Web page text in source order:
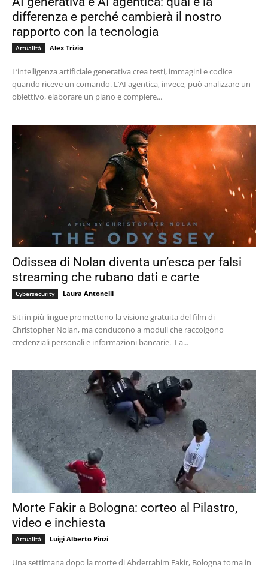
differenza e perché cambierà il nostro
rapporto con la tecnologia
Attualità Alex Trizio
L’intelligenza artificiale generativa crea testi, immagini e codice
quando riceve un comando. L’AI agentica, invece, può analizzare un
obiettivo, elaborare un piano e compiere...
Odissea di Nolan diventa un’esca per falsi
streaming che rubano dati e carte
Cybersecurity Laura Antonelli
Siti in più lingue promettono la visione gratuita del film di
Christopher Nolan, ma conducono a moduli che raccolgono
credenziali personali e informazioni bancarie. La...
Morte Fakir a Bologna: corteo al Pilastro,
video e inchiesta
Attualità Luigi Alberto Pinzi
Una settimana dopo la morte di Abderrahim Fakir, Bologna torna in